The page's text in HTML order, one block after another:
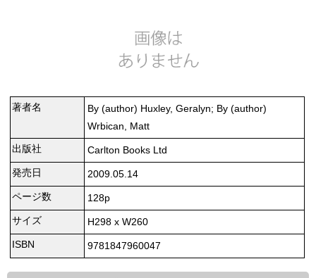
著者名
By (author) Huxley, Geralyn; By (author)
Wrbican, Matt
出版社
Carlton Books Ltd
発売日
2009.05.14
ページ数
128p
サイズ
H298 x W260
ISBN
9781847960047